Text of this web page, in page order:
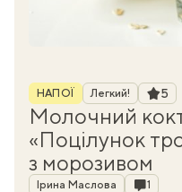
Рубрика
НАПОЇ Легкий! 5
Молочний
«Поцілунок
з морозивом
Автор
Ірина Маслова Коментарі
1